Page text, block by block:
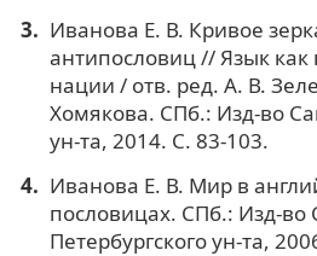
Иванова Е. В. Кривое
антипословиц // Язык как
нации / отв. ред. А. В.
Хомякова. СПб.: Изд-во
ун-та, 2014. С. 83-103.
Иванова Е. В. Мир в
пословицах. СПб.: Изд-во
Петербургского ун-та,